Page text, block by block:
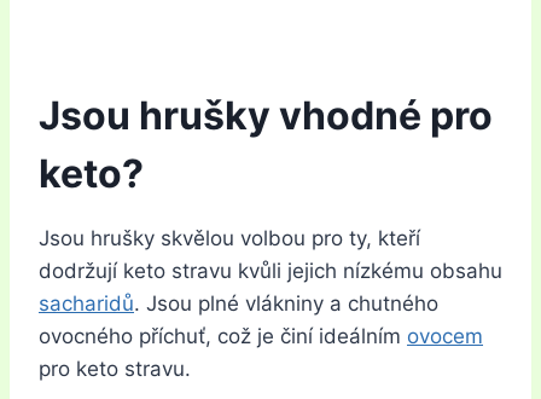
Jsou hrušky vhodné pro
keto?
Jsou hrušky skvělou volbou pro ty, kteří
dodržují keto stravu kvůli jejich nízkému obsahu
sacharidů. Jsou plné vlákniny a chutného
ovocného příchuť, což je činí ideálním ovocem
pro keto stravu.